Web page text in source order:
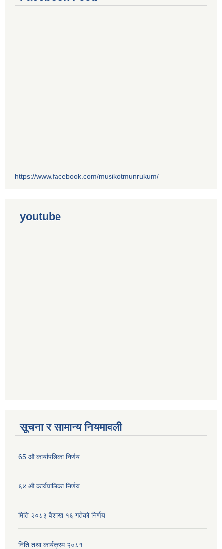
https://www.facebook.com/musikotmunrukum/
youtube
सूचना र सामान्य नियमावली
65 औ कार्यापलिका निर्णय
६४ औ कार्यपालिका निर्णय
मिति २०८३ वैशाख १६ गतेको निर्णय
निति तथा कार्यक्रम २०८१